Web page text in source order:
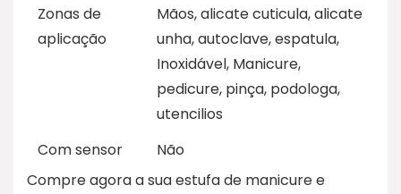
Zonas de
aplicação
Mãos, alicate cuticula, alicate
unha, autoclave, espatula,
Inoxidável, Manicure,
pedicure, pinça, podologa,
utencilios
Com sensor
Não
Compre agora a sua estufa de manicure e